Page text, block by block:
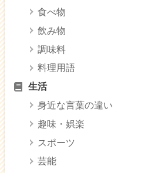
食べ物
飲み物
調味料
料理用語
生活
身近な言葉の違い
趣味・娯楽
スポーツ
芸能